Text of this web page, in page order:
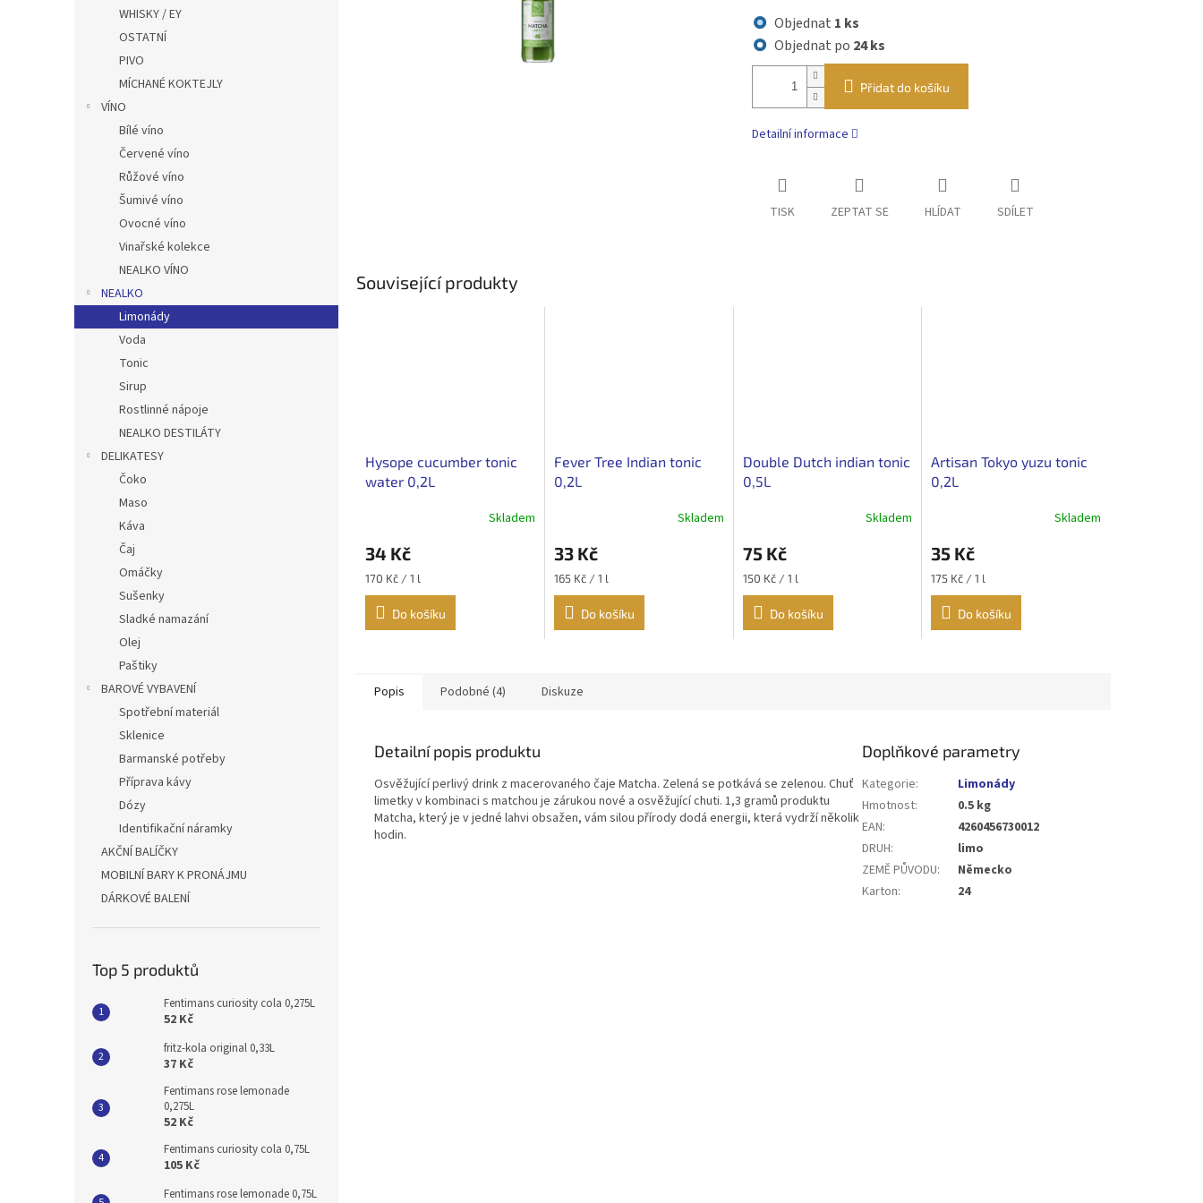
WHISKY / EY
OSTATNÍ
PIVO
MÍCHANÉ KOKTEJLY
VÍNO
Bílé víno
Červené víno
Růžové víno
Šumivé víno
Ovocné víno
Vinařské kolekce
NEALKO VÍNO
NEALKO
Limonády
Voda
Tonic
Sirup
Rostlinné nápoje
NEALKO DESTILÁTY
DELIKATESY
Čoko
Maso
Káva
Čaj
Omáčky
Sušenky
Sladké namazání
Olej
Paštiky
BAROVÉ VYBAVENÍ
Spotřební materiál
Sklenice
Barmanské potřeby
Příprava kávy
Dózy
Identifikační náramky
AKČNÍ BALÍČKY
MOBILNÍ BARY K PRONÁJMU
DÁRKOVÉ BALENÍ
Top 5 produktů
Fentimans curiosity cola 0,275L
52 Kč
fritz-kola original 0,33L
37 Kč
Fentimans rose lemonade
0,275L
52 Kč
Fentimans curiosity cola 0,75L
105 Kč
Fentimans rose lemonade 0,75L
Objednat 1 ks
Objednat po 24 ks
Přidat do košíku
Detailní informace
TISK ZEPTAT SE HLÍDAT SDÍLET
Související produkty
Hysope cucumber tonic
water 0,2L
Skladem
34 Kč
Měrná
cena:
170 Kč / 1 l
Do košíku
Fever Tree Indian tonic
0,2L
Skladem
33 Kč
Měrná
cena:
165 Kč / 1 l
Do košíku
Double Dutch indian tonic
0,5L
Skladem
75 Kč
Měrná
cena:
150 Kč / 1 l
Do košíku
Artisan Tokyo yuzu tonic
0,2L
Skladem
35 Kč
Měrná
cena:
175 Kč / 1 l
Do košíku
Popis Podobné (4) Diskuze
Detailní popis produktu
Osvěžující perlivý drink z macerovaného čaje Matcha. Zelená se potkává se zelenou. Chuť
limetky v kombinaci s matchou je zárukou nové a osvěžující chuti. 1,3 gramů produktu
Matcha, který je v jedné lahvi obsažen, vám silou přírody dodá energii, která vydrží několik
hodin.
Doplňkové parametry
Kategorie:
Limonády
Hmotnost:
0.5 kg
EAN:
4260456730012
DRUH:
limo
ZEMĚ PŮVODU:
Německo
Karton: 24